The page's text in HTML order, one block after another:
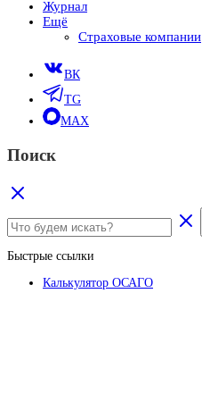
Журнал
Ещё
Страховые компании
ВК
TG
MAX
Поиск
Быстрые ссылки
Калькулятор ОСАГО